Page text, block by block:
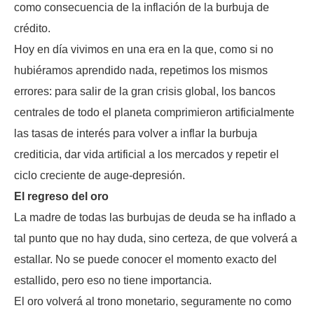
como consecuencia de la inflación de la burbuja de
crédito.
Hoy en día vivimos en una era en la que, como si no
hubiéramos aprendido nada, repetimos los mismos
errores: para salir de la gran crisis global, los bancos
centrales de todo el planeta comprimieron artificialmente
las tasas de interés para volver a inflar la burbuja
crediticia, dar vida artificial a los mercados y repetir el
ciclo creciente de auge-depresión.
El regreso del oro
La madre de todas las burbujas de deuda se ha inflado a
tal punto que no hay duda, sino certeza, de que volverá a
estallar. No se puede conocer el momento exacto del
estallido, pero eso no tiene importancia.
El oro volverá al trono monetario, seguramente no como